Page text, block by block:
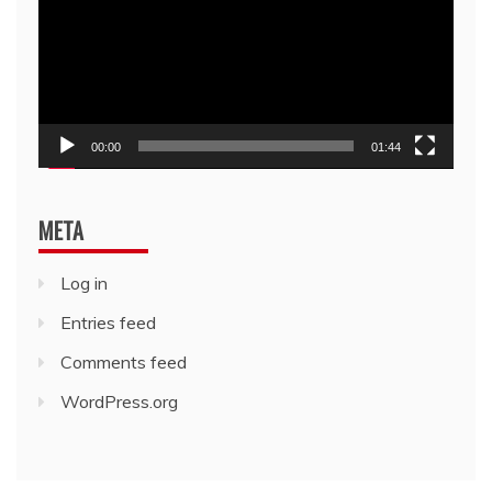
00:00 01:44
META
Log in
Entries feed
Comments feed
WordPress.org